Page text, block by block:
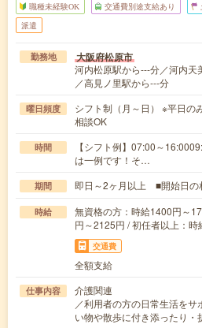
職種未経験OK 交通費別途支給あり
派遣
勤務地 大阪府松原市
河内松原駅から---分／河内
／高見ノ里駅から---分
曜日頻度
シフト制（月～日） ※平日の
相談OK
時間
【シフト例】07:00～
は一例です！そ…
期間 即日～2ヶ月以上 ■開始日の
時給
無資格の方：時給1400円～
円～2125円 / 初任者以上：
交通費
全額支給
仕事内容
介護関連
／利用者の方の日常生活を
い物や散歩に付き添ったり